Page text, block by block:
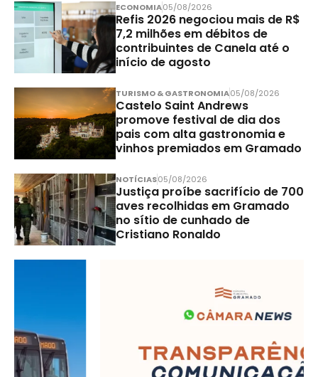
ECONOMIA05/08/2026
Refis 2026 negociou mais de R$
7,2 milhões em débitos de
contribuintes de Canela até o
início de agosto
TURISMO & GASTRONOMIA05/08/2026
Castelo Saint Andrews
promove festival de dia dos
pais com alta gastronomia e
vinhos premiados em Gramado
NOTÍCIAS05/08/2026
Justiça proíbe sacrifício de 700
aves recolhidas em Gramado
no sítio de cunhado de
Cristiano Ronaldo